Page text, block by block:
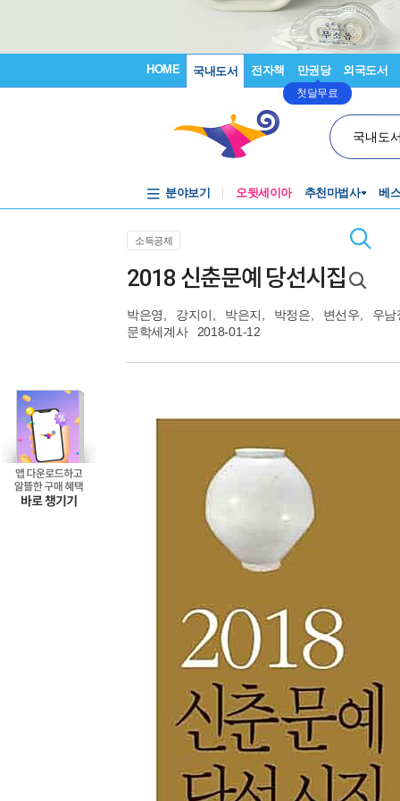
HOME 국내도서 전자책 만권당
첫달무료
외국도서
국내도
분야보기 오뒷세이아 추천마법사 베
소득공제
2018 신춘문예 당선시집
박은영 강지이 박은지 박정은 변선우
우남
문학세계사
2018-01-12